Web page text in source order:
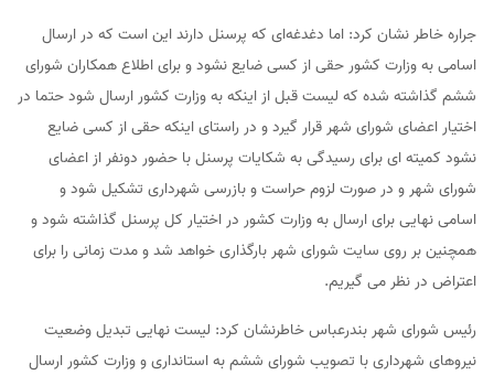
جراره خاطر نشان کرد: اما دغدغه‌ای که پرسنل دارند این است که در ارسال
اسامی به وزارت کشور حقی از کسی ضایع نشود و برای اطلاع همکاران شورای
ششم گذاشته شده که لیست قبل از اینکه به وزارت کشور ارسال شود حتما در
اختیار اعضای شورای شهر قرار گیرد و در راستای اینکه حقی از کسی ضایع
نشود کمیته ای برای رسیدگی به شکایات پرسنل با حضور دونفر از اعضای
شورای شهر و در صورت لزوم حراست و بازرسی شهرداری تشکیل شود و
اسامی نهایی برای ارسال به وزارت کشور در اختیار کل پرسنل گذاشته شود و
همچنین بر روی سایت شورای شهر بارگذاری خواهد شد و مدت زمانی را برای
اعتراض در نظر می گیریم.
رئیس شورای شهر بندرعباس خاطرنشان کرد: لیست نهایی تبدیل وضعیت
نیروهای شهرداری با تصویب شورای ششم به استانداری و وزارت کشور ارسال